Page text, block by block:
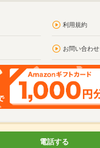
利用規約
お問い合わせ
電話する